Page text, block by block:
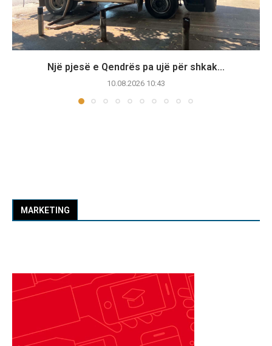
Një pjesë e Qendrës pa ujë për shkak...
10.08.2026 10:43
MARKETING